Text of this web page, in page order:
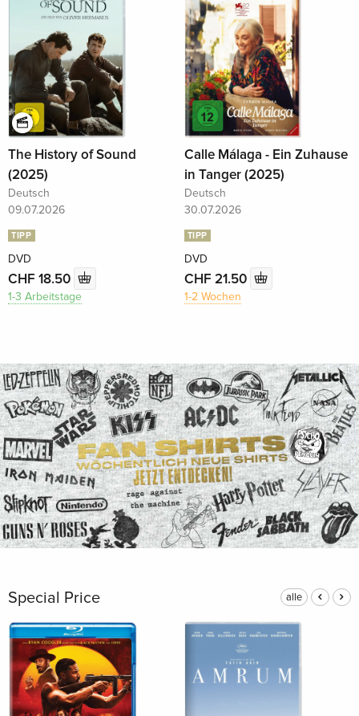
The History of Sound
(2025)
Deutsch
09.07.2026
TIPP
DVD
CHF 18.50
1-3 Arbeitstage
Calle Málaga - Ein Zuhause
in Tanger (2025)
Deutsch
30.07.2026
TIPP
DVD
CHF 21.50
1-2 Wochen
Special Price alle